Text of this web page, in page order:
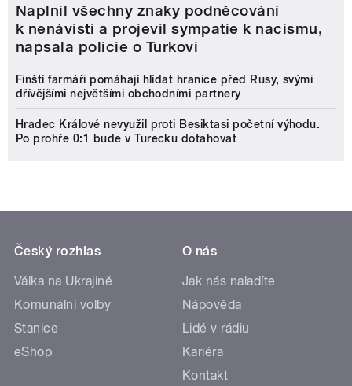
Naplnil všechny znaky podněcování
k nenávisti a projevil sympatie k nacismu,
napsala policie o Turkovi
Finští farmáři pomáhají hlídat hranice před Rusy, svými
dřívějšími největšími obchodními partnery
Hradec Králové nevyužil proti Besiktasi početní výhodu.
Po prohře 0:1 bude v Turecku dotahovat
Český rozhlas
Válka na Ukrajině
Komunální volby
Stanice
eShop
O nás
Jak nás naladíte
Nápověda
Lidé v rádiu
Kariéra
Kontakt